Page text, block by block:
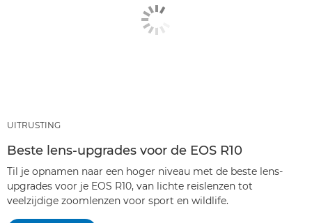
UITRUSTING
Beste lens-upgrades voor de EOS R10
Til je opnamen naar een hoger niveau met de beste lens-
upgrades voor je EOS R10, van lichte reislenzen tot
veelzijdige zoomlenzen voor sport en wildlife.